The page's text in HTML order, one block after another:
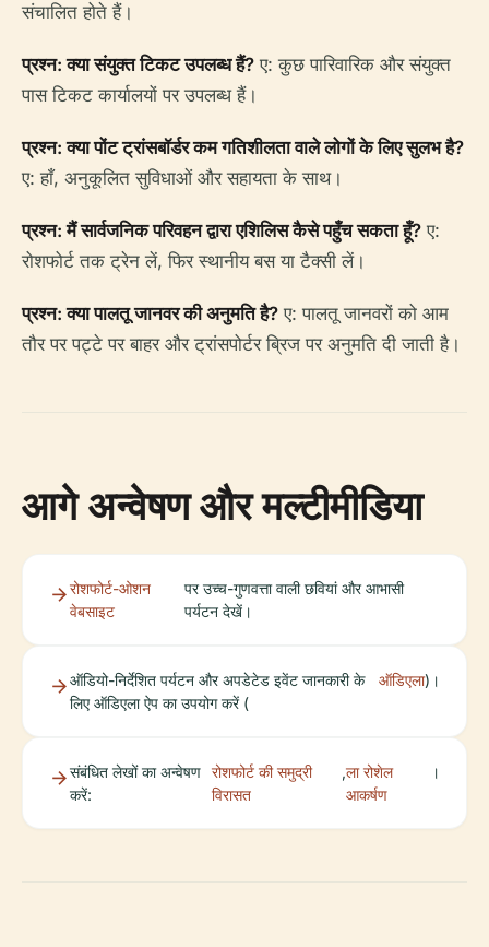
संचालित होते हैं।
प्रश्न: क्या संयुक्त टिकट उपलब्ध हैं? ए: कुछ पारिवारिक और संयुक्त
पास टिकट कार्यालयों पर उपलब्ध हैं।
प्रश्न: क्या पोंट ट्रांसबॉर्डर कम गतिशीलता वाले लोगों के लिए सुलभ है?
ए: हाँ, अनुकूलित सुविधाओं और सहायता के साथ।
प्रश्न: मैं सार्वजनिक परिवहन द्वारा एशिलिस कैसे पहुँच सकता हूँ? ए:
रोशफोर्ट तक ट्रेन लें, फिर स्थानीय बस या टैक्सी लें।
प्रश्न: क्या पालतू जानवर की अनुमति है? ए: पालतू जानवरों को आम
तौर पर पट्टे पर बाहर और ट्रांसपोर्टर ब्रिज पर अनुमति दी जाती है।
आगे अन्वेषण और मल्टीमीडिया
रोशफोर्ट-ओशन
वेबसाइट
पर उच्च-गुणवत्ता वाली छवियां और आभासी
पर्यटन देखें।
ऑडियो-निर्देशित पर्यटन और अपडेटेड इवेंट जानकारी के
लिए ऑडिएला ऐप का उपयोग करें (
ऑडिएला)।
संबंधित लेखों का अन्वेषण
करें:
रोशफोर्ट की समुद्री
विरासत
,ला रोशेल
आकर्षण
।